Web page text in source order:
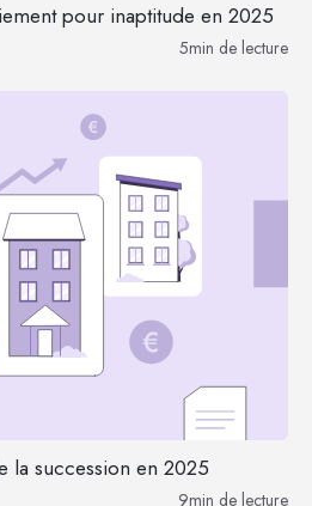
pour inaptitude en 2025
5min de lecture
la succession en 2025
9min de lecture